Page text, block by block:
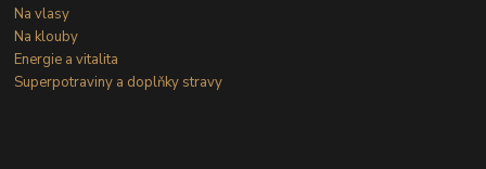
Na vlasy
Na klouby
Energie a vitalita
Superpotraviny a doplňky stravy